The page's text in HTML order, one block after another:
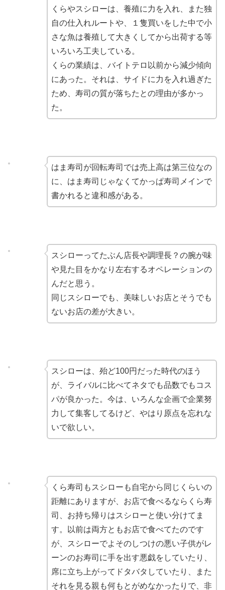
くらやスシローは、養殖に力を入れ、また独
自の仕入れルートや、１隻買いをした中で小
さな魚は養殖して大きくしてから出荷する等
いろいろ工夫している。
くらの業績は、バイトテロ以前から減少傾向
にあった。それは、サイドに力 を入れ過ぎた
ため、寿司の質が落ちたとの理由が多かっ
た。
はま寿司が回転寿司では売上高は第三位なの
に、はま寿司じゃなくてかっぱ寿司メインで
書かれると違和感がある。
スシローってたぶん店長や調理長？の腕が味
や見た目をかなり左右するオペレーションの
んだと思う。
同じスシローでも、美味しいお店とそうでも
ないお店の差が大きい。
スシローは、殆ど100円だった時代のほう
が、ライバルに比べてネタでも品数でもコス
パが良かった。今は、いろんな企画で企業努
力して集客してるけど、やはり原点を忘れな
いで欲しい。
くら寿司もスシローも自宅から同じくらいの
距離にありますが、お店で食べるならくら寿
司、お持ち帰りはスシローと使い分けてま
す。以前は両方ともお店で食べてたのです
が、スシローでよそのしつけの悪い子供がレ
ーンのお寿司に手を出す悪戯をしていたり、
席に立ち上がってドタバタしていたり、また
それを見る親も何もとがめなかったりで、非